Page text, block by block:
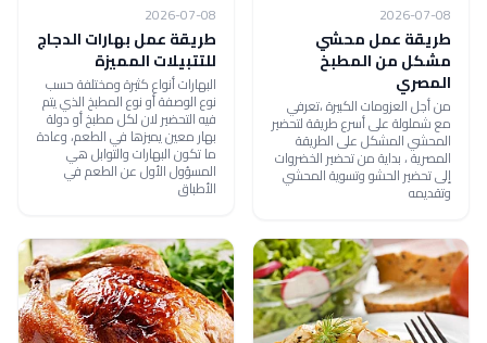
2026-07-08
طريقة عمل محشي
مشكل من المطبخ
المصري
من أجل العزومات الكبيرة ،تعرفي
مع شملولة على أسرع طريقة لتحضير
المحشي المشكل على الطريقة
المصرية ، بداية من تحضير الخضروات
إلى تحضير الحشو وتسوية المحشي
وتقديمه
2026-07-08
طريقة عمل بهارات الدجاج
للتتبيلات المميزة
البهارات أنواع كثيرة ومختلفة حسب
نوع الوصفة أو نوع المطبخ الذي يتم
فيه التحضير لان لكل مطبخ أو دولة
بهار معين يميزها في الطعم، وعادة
ما تكون البهارات والتوابل هي
المسؤول الأول عن الطعم في
الأطباق